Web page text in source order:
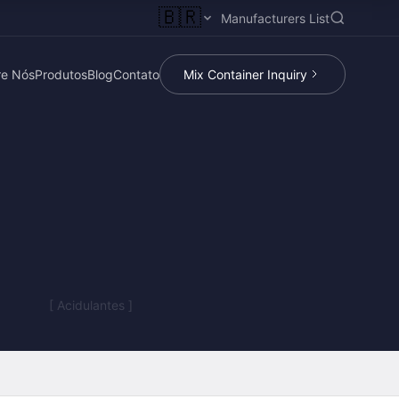
🇧🇷 Manufacturers List
NósProdutosBlogContato Mix Container Inquiry
[ Acidulantes ]